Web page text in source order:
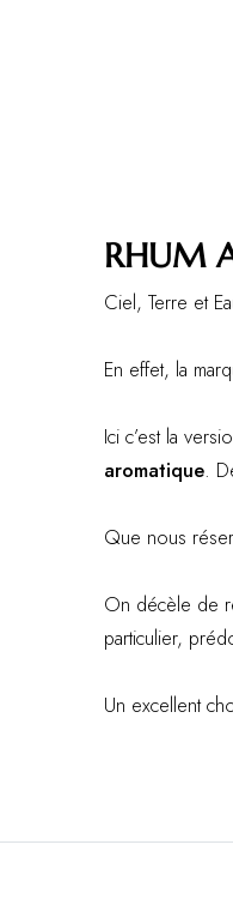
RHUM
Ciel, Terre et
En effet, la
Ici c’est la
aromatique.
Que nous
On décèle de
particulier,
Un excellent